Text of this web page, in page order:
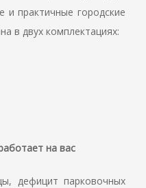
и практичные городские
в двух комплектациях:
на вас
дефицит парковочных